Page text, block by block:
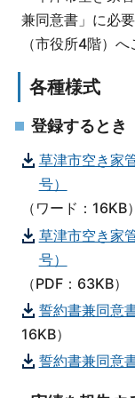
兼同意書」に必
（市役所4階）へ
各種様式
登録するとき
草津市空き家
号）
（ワード：16KB）
草津市空き家
号）
（PDF：63KB）
誓約書兼同意
16KB）
誓約書兼同意